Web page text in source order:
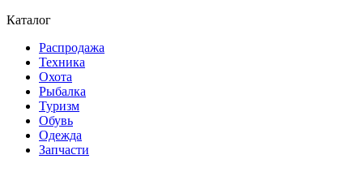
Каталог
Распродажа
Техника
Охота
Рыбалка
Туризм
Обувь
Одежда
Запчасти